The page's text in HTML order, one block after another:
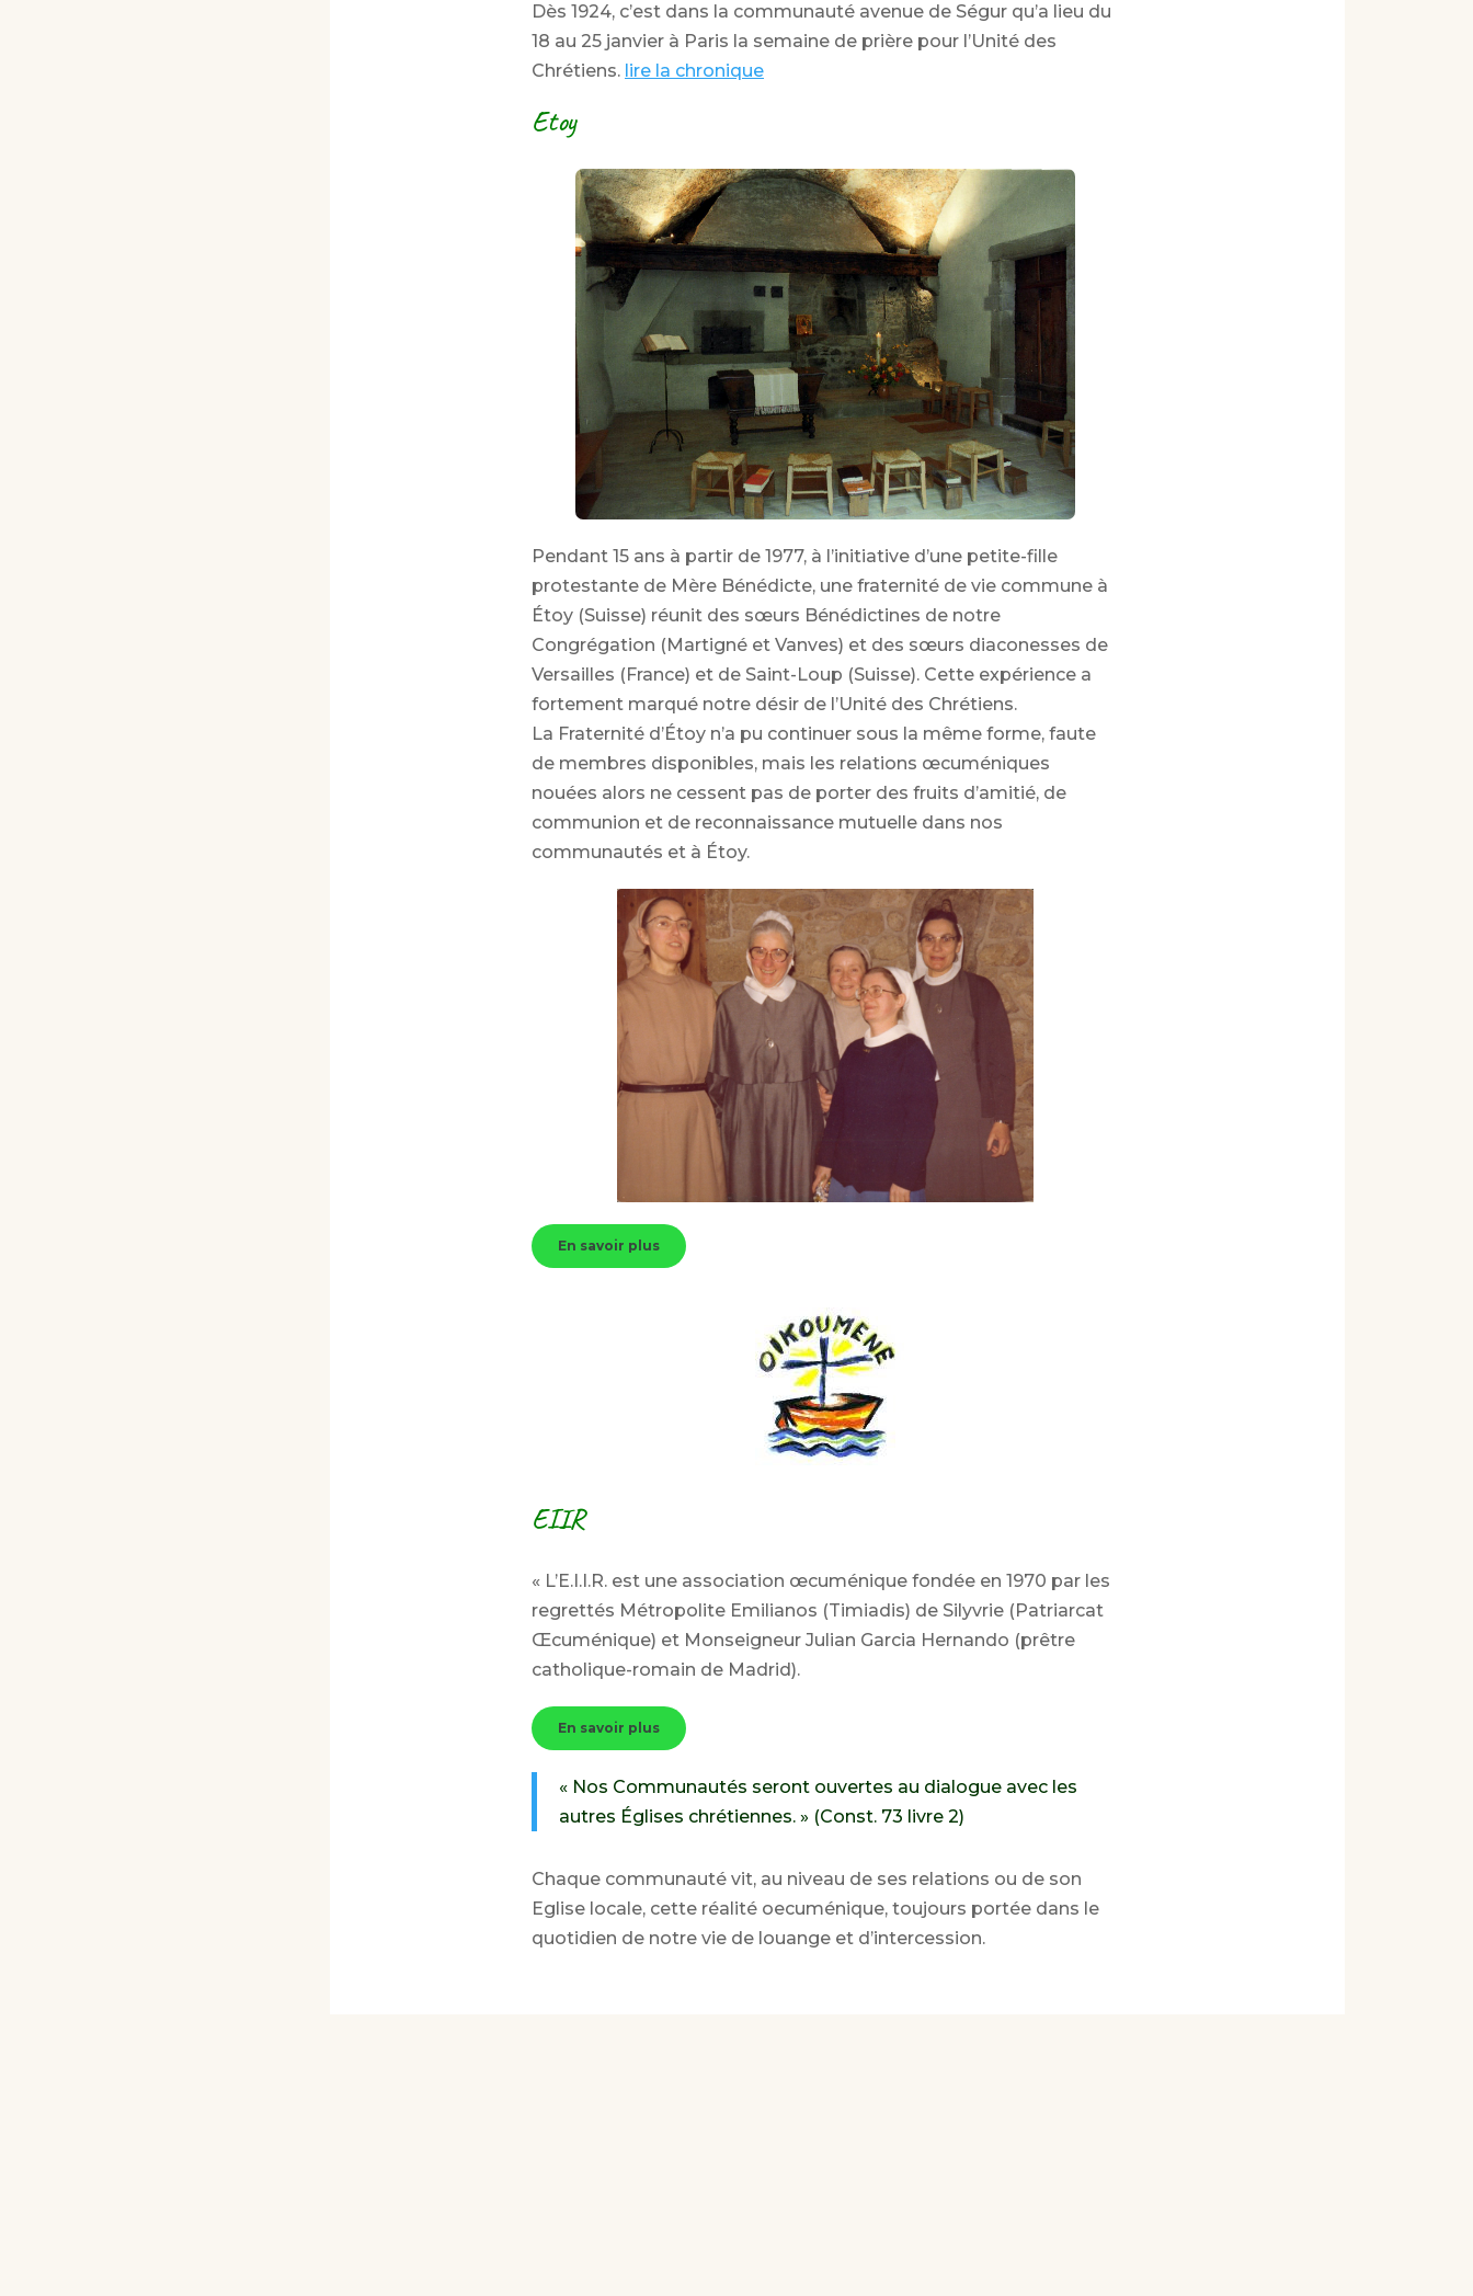
Dès 1924, c’est dans la communauté avenue de Ségur qu’a lieu du
18 au 25 janvier à Paris la semaine de prière pour l’Unité des
Chrétiens. lire la chronique
Etoy
Pendant 15 ans à partir de 1977, à l’initiative d’une petite-fille
protestante de Mère Bénédicte, une fraternité de vie commune à
Étoy (Suisse) réunit des sœurs Bénédictines de notre
Congrégation (Martigné et Vanves) et des sœurs diaconesses de
Versailles (France) et de Saint-Loup (Suisse). Cette expérience a
fortement marqué notre désir de l’Unité des Chrétiens.
La Fraternité d’Étoy n’a pu continuer sous la même forme, faute
de membres disponibles, mais les relations œcuméniques
nouées alors ne cessent pas de porter des fruits d’amitié, de
communion et de reconnaissance mutuelle dans nos
communautés et à Étoy.
En savoir plus
EIIR
« L’E.I.I.R. est une association œcuménique fondée en 1970 par les
regrettés Métropolite Emilianos (Timiadis) de Silyvrie (Patriarcat
Œcuménique) et Monseigneur Julian Garcia Hernando (prêtre
catholique-romain de Madrid).
En savoir plus
« Nos Communautés seront ouvertes au dialogue avec les
autres Églises chrétiennes. » (Const. 73 livre 2)
Chaque communauté vit, au niveau de ses relations ou de son
Eglise locale, cette réalité oecuménique, toujours portée dans le
quotidien de notre vie de louange et d’intercession.